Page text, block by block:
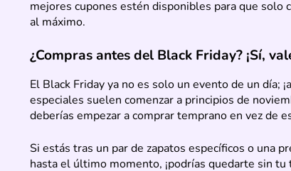
mejores cupones estén disponibles para que solo
al máximo.
¿Compras antes del Black Friday? ¡Sí,
El Black Friday ya no es solo un evento de un día;
especiales suelen comenzar a principios de
deberías empezar a comprar temprano en vez de
Si estás tras un par de zapatos específicos o una
hasta el último momento, ¡podrías quedarte sin tu